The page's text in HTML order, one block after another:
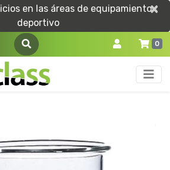
en las áreas de equipamiento
deportivo
×
×
0